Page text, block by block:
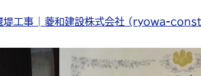
堰堤工事 | 菱和建設株式会社 (ryowa-